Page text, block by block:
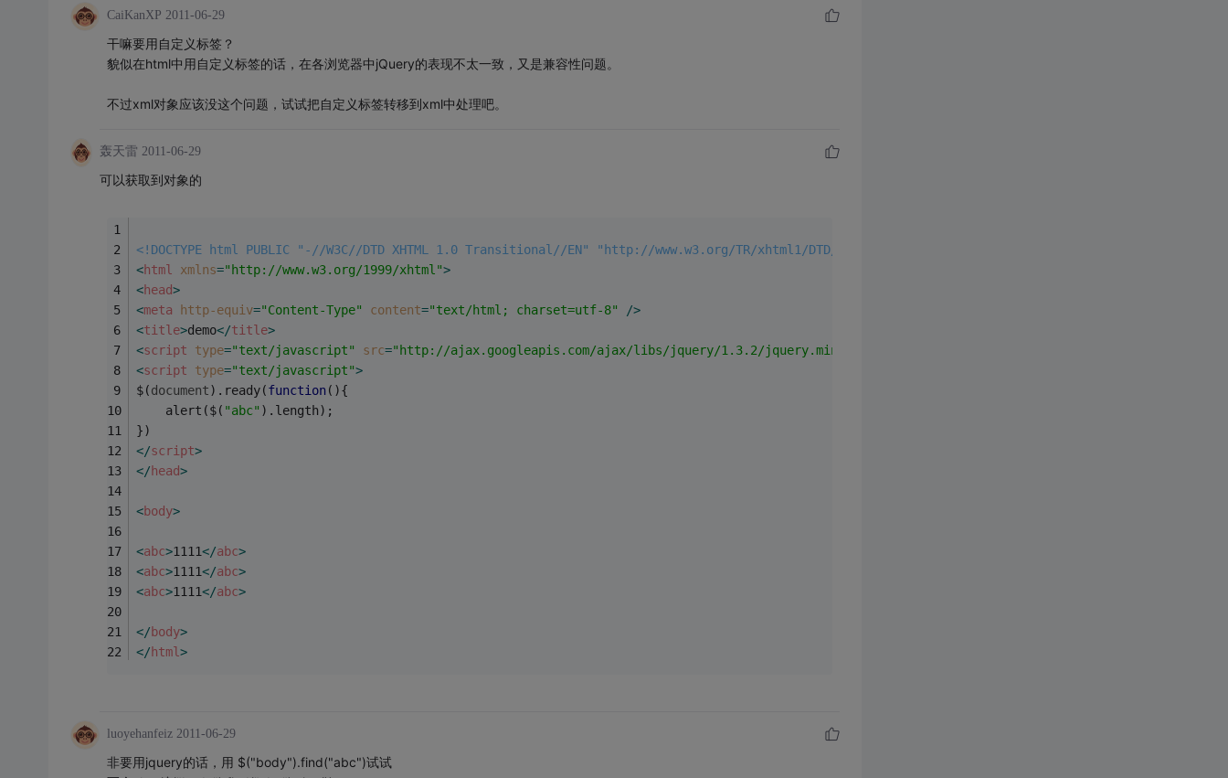
CaiKanXP 2011-06-29
干嘛要用自定义标签？
貌似在html中用自定义标签的话，在各浏览器中jQuery的表现不太一致，又是兼容性问题。
不过xml对象应该没这个问题，试试把自定义标签转移到xml中处理吧。
轰天雷 2011-06-29
可以获取到对象的
<!DOCTYPE html PUBLIC "-//W3C//DTD XHTML 1.0 Transitional//EN" "http://www.w3.org/TR/xhtml1/DTD/xhtml1-transitional.dtd">
<html xmlns="http://www.w3.org/1999/xhtml">
<head>
<meta http-equiv="Content-Type" content="text/html; charset=utf-8" />
<title>demo</title>
<script type="text/javascript" src="http://ajax.googleapis.com/ajax/libs/jquery/1.3.2/jquery.min.js"
<script type="text/javascript">
$(document).ready(function( ){
	alert($(
"abc" ).length);
})
</script>
</head>
<body>
<abc>1111</abc>
<abc>1111</abc>
<abc>1111</abc>
</body>
</html >
luoyehanfeiz 2011-06-29
非要用jquery的话，用 $("body").find("abc")试试